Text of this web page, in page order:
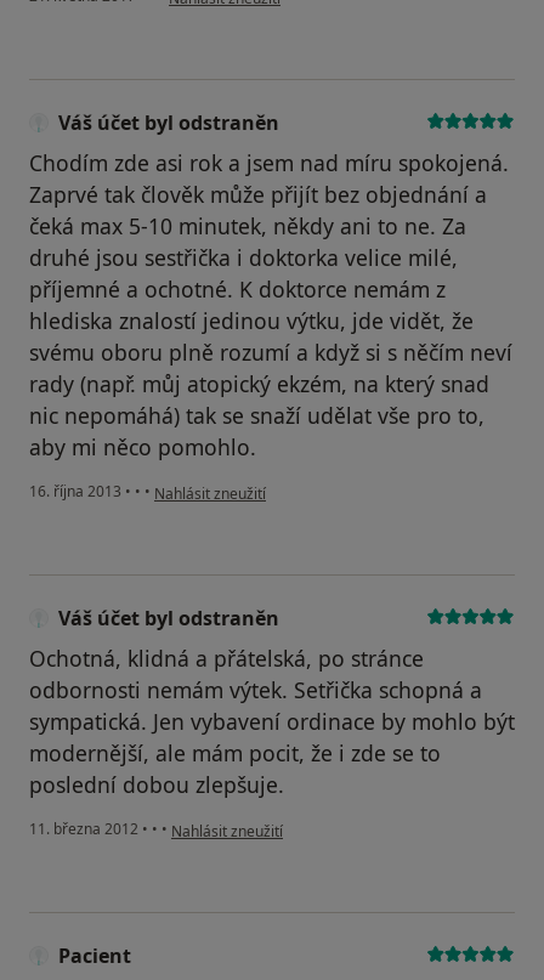
Váš účet byl odstraněn
Chodím zde asi rok a jsem nad míru spokojená.
Zaprvé tak člověk může přijít bez objednání a
čeká max 5-10 minutek, někdy ani to ne. Za
druhé jsou sestřička i doktorka velice milé,
příjemné a ochotné. K doktorce nemám z
hlediska znalostí jedinou výtku, jde vidět, že
svému oboru plně rozumí a když si s něčím neví
rady (např. můj atopický ekzém, na který snad
nic nepomáhá) tak se snaží udělat vše pro to,
aby mi něco pomohlo.
16. října 2013 • • • podle názoru uživatele Váš účet byl odstraněn
Nahlásit zneužití
Váš účet byl odstraněn
Ochotná, klidná a přátelská, po stránce
odbornosti nemám výtek. Setřička schopná a
sympatická. Jen vybavení ordinace by mohlo být
modernější, ale mám pocit, že i zde se to
poslední dobou zlepšuje.
11. března 2012 • • • podle názoru uživatele Váš účet byl odstraněn
Nahlásit zneužití
Pacient